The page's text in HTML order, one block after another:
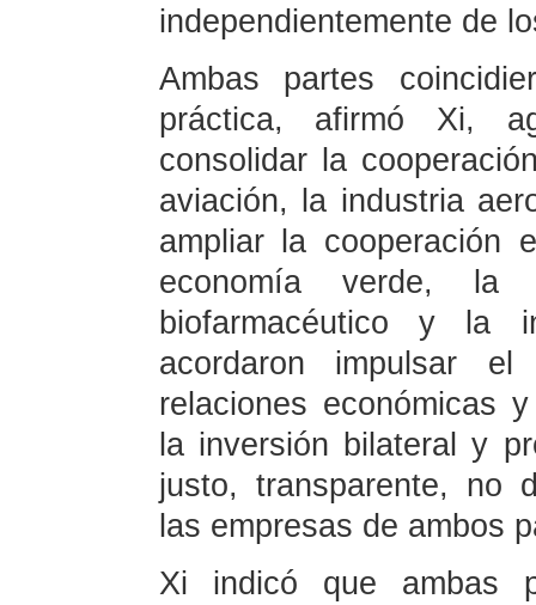
independientemente de
Ambas partes
práctica, afirmó Xi,
consolidar la
aviación, la industria
ampliar la cooperación
economía verde, la
biofarmacéutico y la
acordaron impulsar
relaciones económicas
la inversión bilateral y
justo, transparente, no
las empresas de ambos
Xi indicó que ambas